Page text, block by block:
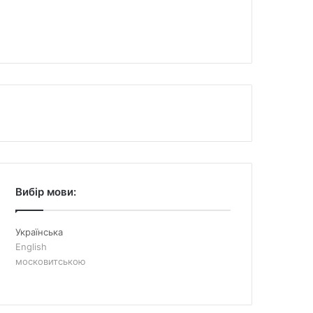
Вибір мови:
Українська
English
московитською